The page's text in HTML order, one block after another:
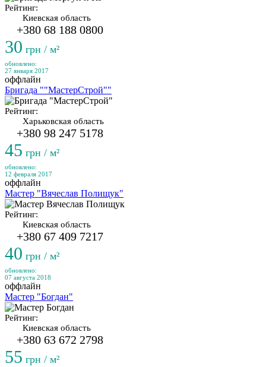
Рейтинг:
Киевская область
+380 68 188 0800
30 грн / м²
обновлено:
27 января 2017
оффлайн
Бригада ""МастерСтрой""
Рейтинг:
Харьковская область
+380 98 247 5178
45 грн / м²
обновлено:
12 февраля 2017
оффлайн
Мастер "Вячеслав Полищук"
Рейтинг:
Киевская область
+380 67 409 7217
40 грн / м²
обновлено:
07 августа 2018
оффлайн
Мастер "Богдан"
Рейтинг:
Киевская область
+380 63 672 2798
55 грн / м²